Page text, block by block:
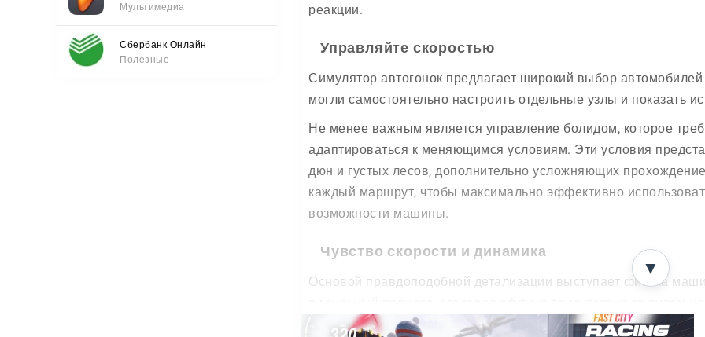
Мультимедиа
Сбербанк Онлайн
Полезные
реакции.
Управляйте скоростью
Симулятор автогонок предлагает широкий выбор
могли самостоятельно настроить отдельные узлы и показать
Не менее важным является управление болидом, которое
адаптироваться к меняющимся условиям. Эти условия
дюн и густых лесов, дополнительно усложняющих
каждый маршрут, чтобы максимально эффективно
возможности машины.
Чувство скорости и динамика
Основой правдоподобной детализации выступает физика
изменение скорости, столкновение с бортом, и отработка
▼